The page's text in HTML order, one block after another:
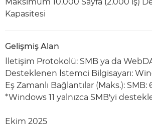
Kapasitesi
Gelişmiş Alan
İletişim Protokolü: SMB ya da
Desteklenen İstemci Bilgisayarı:
Eş Zamanlı Bağlantılar (Maks.): SMB:
*Windows 11 yalnızca SMB'yi
Ekim 2025